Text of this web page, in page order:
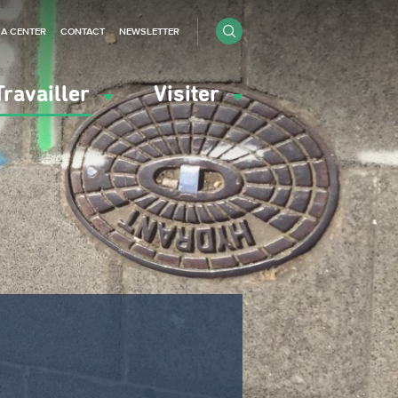
Visiter
CENTER CONTACT NEWSLETTER